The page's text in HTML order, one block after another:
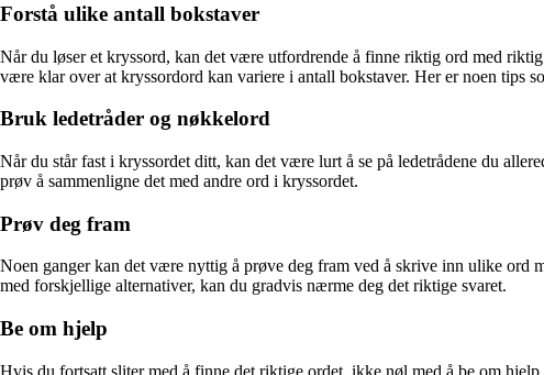
Forstå ulike antall bokstaver
Når du løser et kryssord, kan det være utfordrende å finne riktig ord med
være klar over at kryssordord kan variere i antall bokstaver. Her er noen tips
Bruk ledetråder og nøkkelord
Når du står fast i kryssordet ditt, kan det være lurt å se på ledetrådene du
prøv å sammenligne det med andre ord i kryssordet.
Prøv deg fram
Noen ganger kan det være nyttig å prøve deg fram ved å skrive inn ulike ord
med forskjellige alternativer, kan du gradvis nærme deg det riktige svaret.
Be om hjelp
Hvis du fortsatt sliter med å finne det riktige ordet, ikke nøl med å be om